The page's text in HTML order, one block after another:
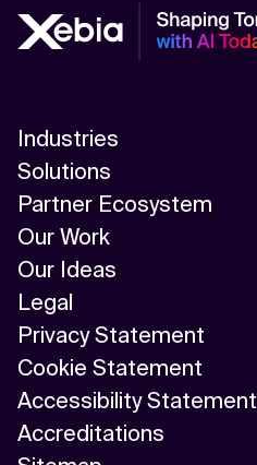
Industries
Solutions
Partner Ecosystem
Our Work
Our Ideas
Legal
Privacy Statement
Cookie Statement
Accessibility Statement
Accreditations